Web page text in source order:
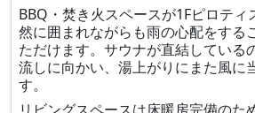
BBQ・焚き火スペースが1Fピロティ
然に囲まれながらも雨の心配をする
ただけます。サウナが直結している
流しに向かい、湯上がりにまた風に
す。